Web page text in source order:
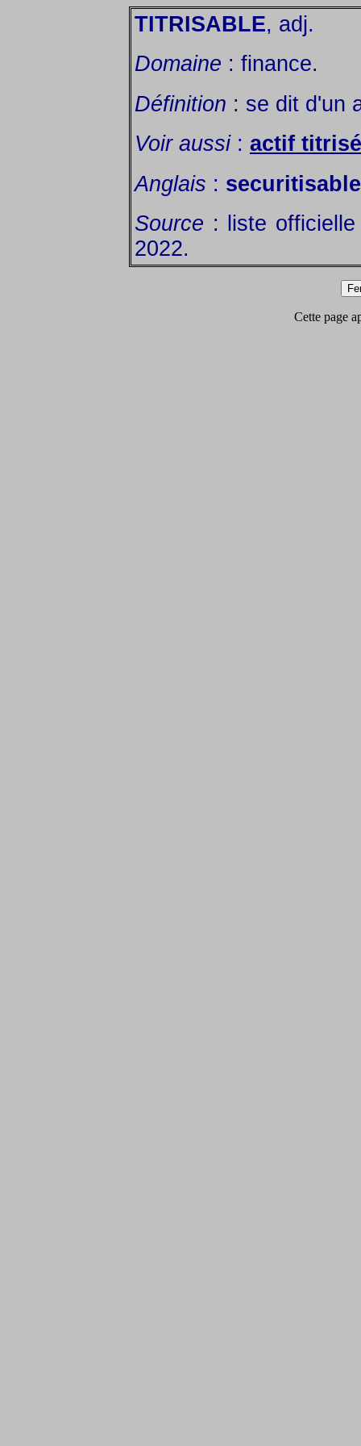
TITRISABLE, adj.
Domaine : finance.
Définition : se dit d'un
Voir aussi: actif titrisé
Anglais :
Source : liste
2022.
Cette page